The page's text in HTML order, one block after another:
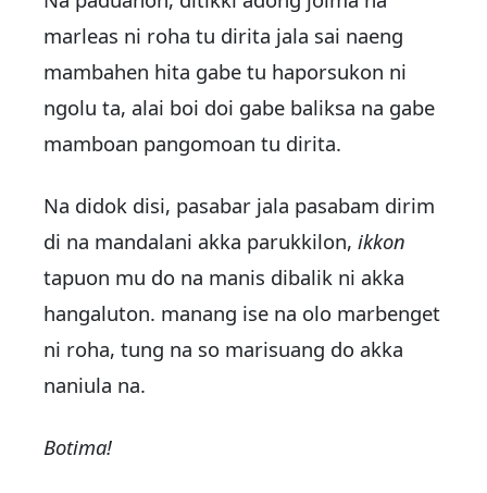
marleas ni roha tu dirita jala sai naeng
mambahen hita gabe tu haporsukon ni
ngolu ta, alai boi doi gabe baliksa na gabe
mamboan pangomoan tu dirita.
Na didok disi, pasabar jala pasabam dirim
di na mandalani akka parukkilon, ikkon
tapuon mu do na manis dibalik ni akka
hangaluton. manang ise na olo marbenget
ni roha, tung na so marisuang do akka
naniula na.
Botima!